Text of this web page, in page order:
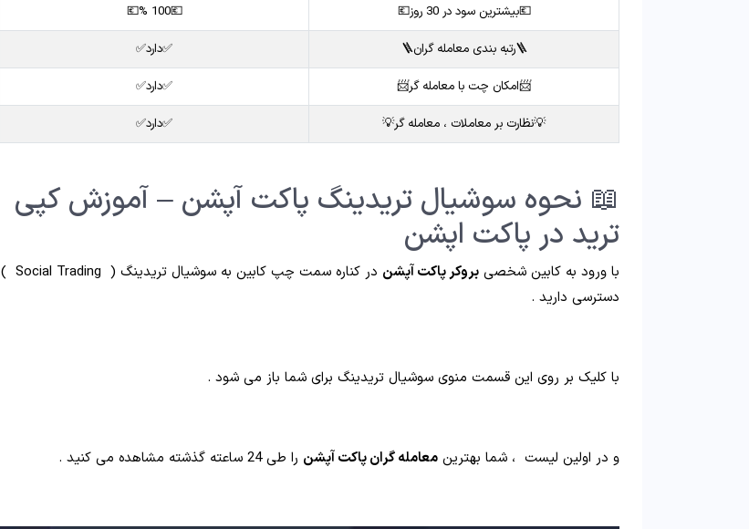
💶بیشترین سود در 30 روز💶 💶100 %💶
🪜رتبه بندی معامله گران🪜 ✅دارد✅
📨امکان چت با معامله گر📨 ✅دارد✅
💡نظارت بر معاملات ، معامله گر💡 ✅دارد✅
📖 نحوه سوشیال تریدینگ پاکت آپشن – آموزش کپی
ترید در پاکت اپشن
با ورود به کابین شخصی بروکر پاکت آپشن
در کناره سمت چپ کابین به سوشیال تریدینگ ( Social Trading )
دسترسی دارید .
با کلیک بر روی این قسمت منوی سوشیال تریدینگ برای شما باز می شود .
و در اولین لیست ، شما بهترین معامله گران پاکت آپشن را طی 24 ساعته گذشته مشاهده می کنید .